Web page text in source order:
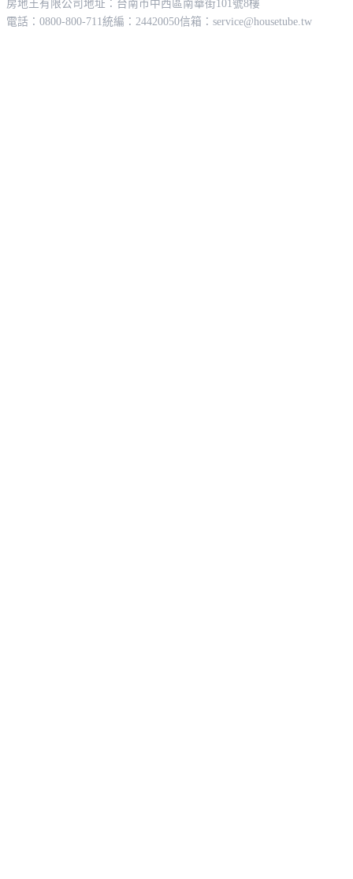
房地王有限公司 地址：台南市中西區南華街101號8樓
電話：0800-800-711統編：24420050信箱： service@housetube.tw